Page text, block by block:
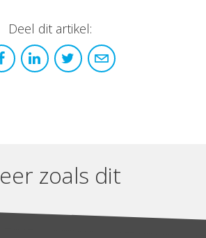
Deel dit artikel:
zoals dit